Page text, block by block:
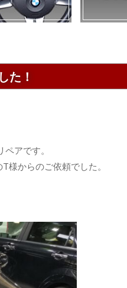
た！
アです。
様からのご依頼でした。